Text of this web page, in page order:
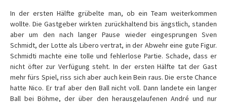
In der ersten Hälfte grübelte man, ob ein Team weiterkommen
wollte. Die Gastgeber wirkten zurückhaltend bis ängstlich, standen
aber um den nach langer Pause wieder eingesprungen Sven
Schmidt, der Lotte als Libero vertrat, in der Abwehr eine gute Figur.
Schmidti machte eine tolle und fehlerlose Partie. Schade, dass er
nicht öfter zur Verfügung steht. In der ersten Hälfte tat der Gast
mehr fürs Spiel, riss sich aber auch kein Bein raus. Die erste Chance
hatte Nico. Er traf aber den Ball nicht voll. Dann landete ein langer
Ball bei Böhme, der über den herausgelaufenen André und nur